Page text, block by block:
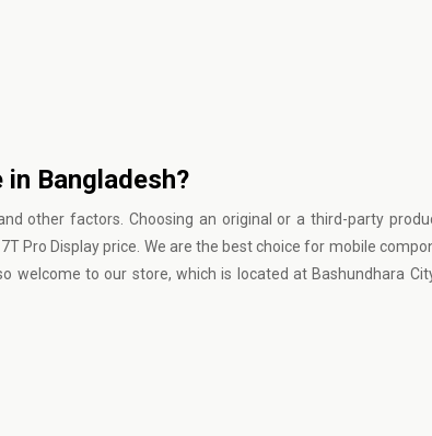
Bangladesh?
other factors. Choosing an original or a third-party
Pro Display price. We are the best choice for mobile
welcome to our store, which is located at Bashundhara